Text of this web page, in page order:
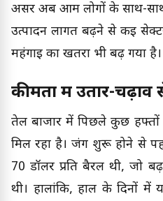
असर अब आम लोगों के साथ-साथ
उत्पादन लागत बढ़ने से कई
महंगाई का खतरा भी बढ़ गया है।
कीमतों में उतार-चढ़ाव
तेल बाजार में पिछले कुछ हफ्तों
मिल रहा है। जंग शुरू होने से
70 डॉलर प्रति बैरल थी, जो
थी। हालांकि, हाल के दिनों